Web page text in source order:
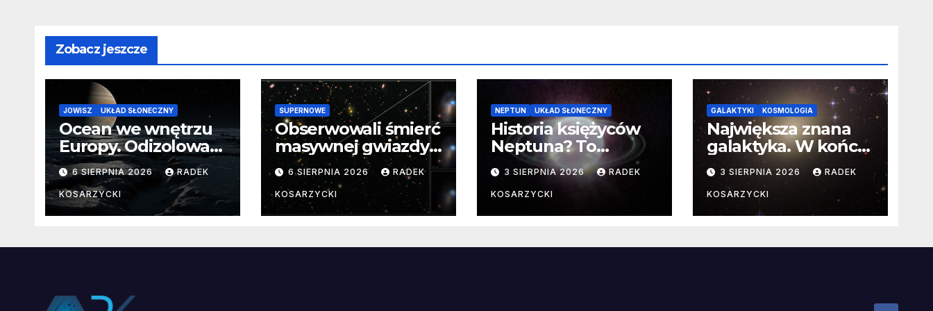
Zobacz jeszcze
JOWISZ UKŁAD SŁONECZNY
Ocean we wnętrzu
Europy. Odizolowani
przez lodową
barierę
6 SIERPNIA 2026 RADEK
KOSARZYCKI
SUPERNOWE
Obserwowali śmierć
masywnej gwiazdy
od samego
początku.
Niezwykle cenne
dane
6 SIERPNIA 2026 RADEK
KOSARZYCKI
NEPTUN UKŁAD SŁONECZNY
Historia księżyców
Neptuna? To
skomplikowane
3 SIERPNIA 2026 RADEK
KOSARZYCKI
GALAKTYKI KOSMOLOGIA
Największa znana
galaktyka. W końcu
poznaliśmy jej
faktyczne wymiary
3 SIERPNIA 2026 RADEK
KOSARZYCKI